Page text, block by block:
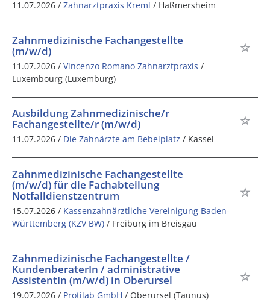
11.07.2026 / Zahnarztpraxis Kreml / Haßmersheim
Zahnmedizinische Fachangestellte
(m/w/d)
11.07.2026 / Vincenzo Romano Zahnarztpraxis /
Luxembourg (Luxemburg)
Ausbildung Zahnmedizinische/r
Fachangestellte/r (m/w/d)
11.07.2026 / Die Zahnärzte am Bebelplatz / Kassel
Zahnmedizinische Fachangestellte
(m/w/d) für die Fachabteilung
Notfalldienstzentrum
15.07.2026 / Kassenzahnärztliche Vereinigung Baden-
Württemberg (KZV BW) / Freiburg im Breisgau
Zahnmedizinische Fachangestellte /
KundenberaterIn / administrative
AssistentIn (m/w/d) in Oberursel
19.07.2026 / Protilab GmbH / Oberursel (Taunus)